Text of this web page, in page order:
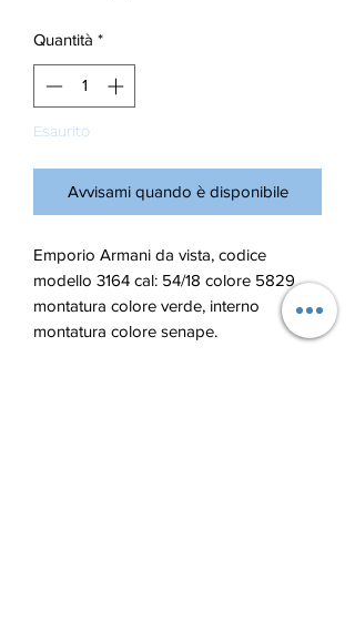
Quantità *
Esaurito
Avvisami quando è disponibile
Emporio Armani da vista, codice
modello 3164 cal: 54/18 colore 5829
montatura colore verde, interno
montatura colore senape.